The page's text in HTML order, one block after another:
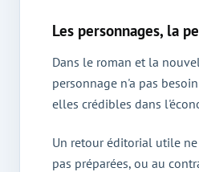
Les personnages, la
Dans le roman et la
personnage n'a pas
elles crédibles dans
Un retour éditorial utile
pas préparées, ou au